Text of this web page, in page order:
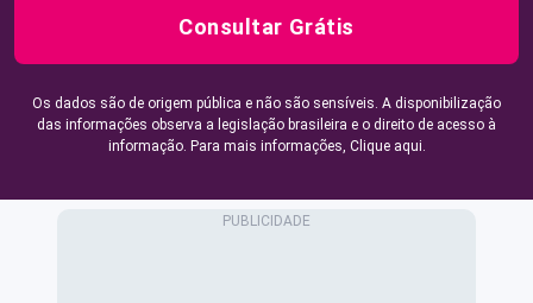
Consultar Grátis
Os dados são de origem pública e não são sensíveis. A disponibilização
das informações observa a legislação brasileira e o direito de acesso à
informação. Para mais informações, Clique aqui.